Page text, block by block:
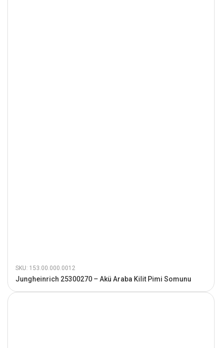
SKU: 153.00.000.0012
Jungheinrich 25300270 – Akü Araba Kilit Pimi Somunu